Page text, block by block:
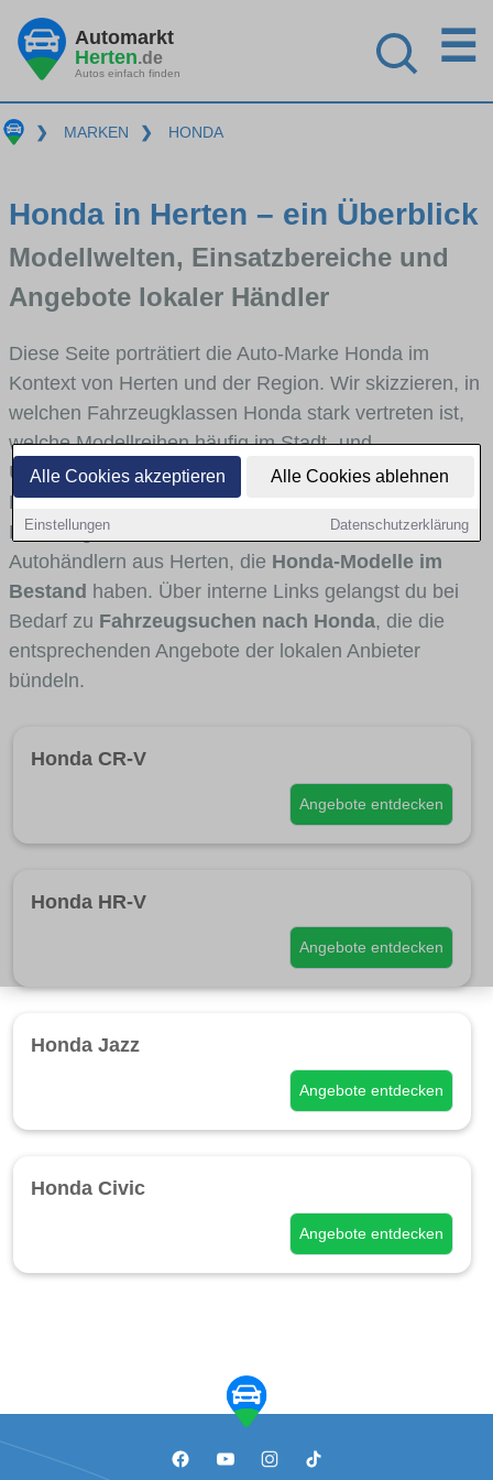
Alle Cookies akzeptieren Alle Cookies ablehnen
Einstellungen Datenschutzerklärung
Automarkt
Herten.de
Autos einfach finden
☰
❯ MARKEN ❯ HONDA
Honda in Herten – ein Überblick
Modellwelten, Einsatzbereiche und
Angebote lokaler Händler
Diese Seite porträtiert die Auto-Marke Honda im
Kontext von Herten und der Region. Wir skizzieren, in
welchen Fahrzeugklassen Honda stark vertreten ist,
welche Modellreihen häufig im Stadt- und
Umlandverkehr zu sehen sind und für welche
Fahrertypen die Marke interessant ist. Viele
Fahrzeuge stammen von Autohäusern und
Autohändlern aus Herten, die Honda-Modelle im
Bestand haben. Über interne Links gelangst du bei
Bedarf zu Fahrzeugsuchen nach Honda, die die
entsprechenden Angebote der lokalen Anbieter
bündeln.
Honda CR-V
Angebote entdecken
Honda HR-V
Angebote entdecken
Honda Jazz
Angebote entdecken
Honda Civic
Angebote entdecken